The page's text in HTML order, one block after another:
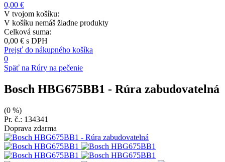
0,00 €
V tvojom košíku:
V košíku nemáš žiadne produkty
Celková suma:
0,00 € s DPH
Prejsť do nákupného košíka
0
Späť na Rúry na pečenie
Bosch HBG675BB1 - Rúra zabudovatelná
(0 %)
Pr. č.: 134341
Doprava zdarma